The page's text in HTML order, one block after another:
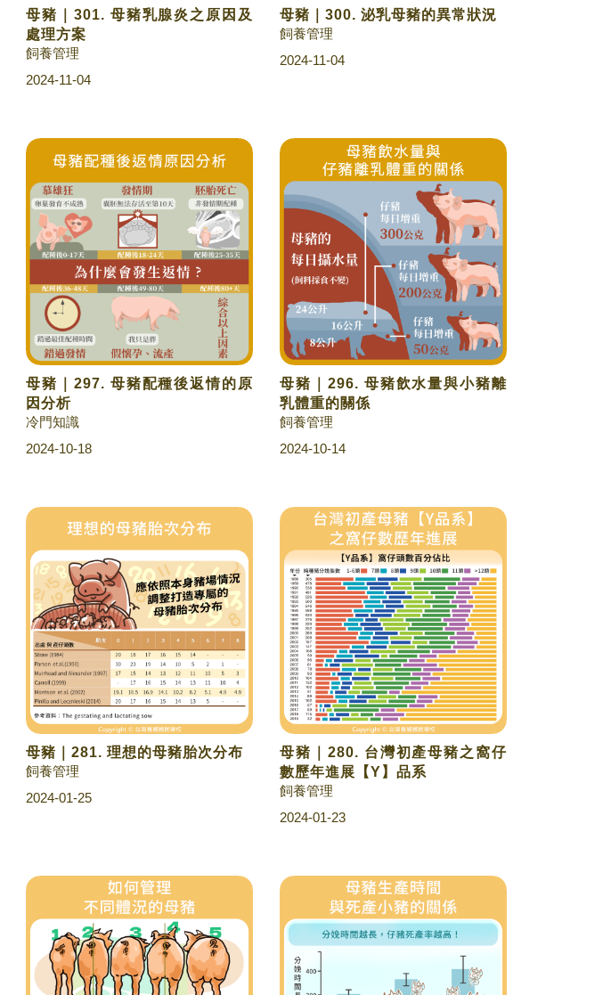
母豬｜301. 母豬乳腺炎之原因及
處理方案
飼養管理
2024-11-04
母豬｜300. 泌乳母豬的異常狀況
飼養管理
2024-11-04
母豬｜297. 母豬配種後返情的原
因分析
冷門知識
2024-10-18
母豬｜296. 母豬飲水量與小豬離
乳體重的關係
飼養管理
2024-10-14
母豬｜281. 理想的母豬胎次分布
飼養管理
2024-01-25
母豬｜280. 台灣初產母豬之窩仔
數歷年進展【Y】品系
飼養管理
2024-01-23